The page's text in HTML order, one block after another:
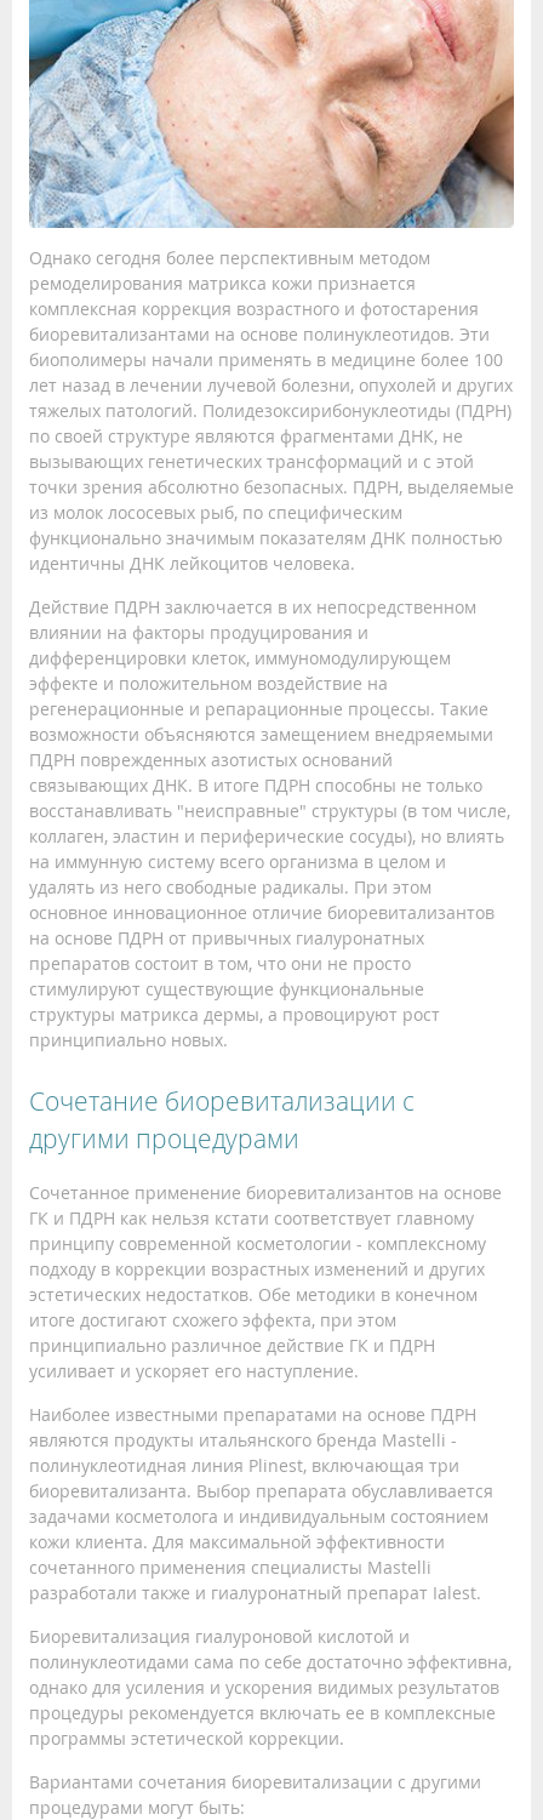
Однако сегодня более перспективным методом
ремоделирования матрикса кожи признается
комплексная коррекция возрастного и фотостарения
биоревитализантами на основе полинуклеотидов. Эти
биополимеры начали применять в медицине более 100
лет назад в лечении лучевой болезни, опухолей и других
тяжелых патологий. Полидезоксирибонуклеотиды (ПДРН)
по своей структуре являются фрагментами ДНК, не
вызывающих генетических трансформаций и с этой
точки зрения абсолютно безопасных. ПДРН, выделяемые
из молок лососевых рыб, по специфическим
функционально значимым показателям ДНК полностью
идентичны ДНК лейкоцитов человека.
Действие ПДРН заключается в их непосредственном
влиянии на факторы продуцирования и
дифференцировки клеток, иммуномодулирующем
эффекте и положительном воздействие на
регенерационные и репарационные процессы. Такие
возможности объясняются замещением внедряемыми
ПДРН поврежденных азотистых оснований
связывающих ДНК. В итоге ПДРН способны не только
восстанавливать "неисправные" структуры (в том числе,
коллаген, эластин и периферические сосуды), но влиять
на иммунную систему всего организма в целом и
удалять из него свободные радикалы. При этом
основное инновационное отличие биоревитализантов
на основе ПДРН от привычных гиалуронатных
препаратов состоит в том, что они не просто
стимулируют существующие функциональные
структуры матрикса дермы, а провоцируют рост
принципиально новых.
Сочетание биоревитализации с
другими процедурами
Сочетанное применение биоревитализантов на основе
ГК и ПДРН как нельзя кстати соответствует главному
принципу современной косметологии - комплексному
подходу в коррекции возрастных изменений и других
эстетических недостатков. Обе методики в конечном
итоге достигают схожего эффекта, при этом
принципиально различное действие ГК и ПДРН
усиливает и ускоряет его наступление.
Наиболее известными препаратами на основе ПДРН
являются продукты итальянского бренда Mastelli -
полинуклеотидная линия Plinest, включающая три
биоревитализанта. Выбор препарата обуславливается
задачами косметолога и индивидуальным состоянием
кожи клиента. Для максимальной эффективности
сочетанного применения специалисты Mastelli
разработали также и гиалуронатный препарат Ialest.
Биоревитализация гиалуроновой кислотой и
полинуклеотидами сама по себе достаточно эффективна,
однако для усиления и ускорения видимых результатов
процедуры рекомендуется включать ее в комплексные
программы эстетической коррекции.
Вариантами сочетания биоревитализации с другими
процедурами могут быть: